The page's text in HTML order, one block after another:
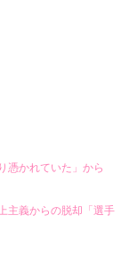
憑かれていた」から
主義からの脱却「選手